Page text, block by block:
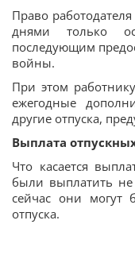
Право
днями только
последующим
войны.
При этом
ежегодные
другие отпуска,
Выплата
Что касается
были выплатить не
сейчас они
отпуска.